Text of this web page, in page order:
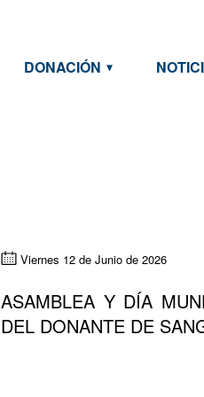
DONACIÓN
Viernes 12 de Junio de 2026
ASAMBLEA Y DÍA
DEL DONANTE DE